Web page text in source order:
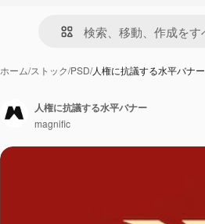
ホーム/ストック/PSD/人権に抗議する水平バナー
人権に抗議する水平バナー
magnific